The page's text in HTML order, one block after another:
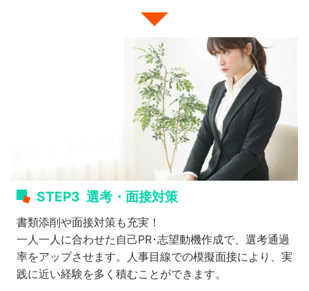
STEP3 選考・面接対策
書類添削や面接対策も充実！
一人一人に合わせた自己PR･志望動機作成で、選考通過
率をアップさせます。人事目線での模擬面接により、実
践に近い経験を多く積むことができます。